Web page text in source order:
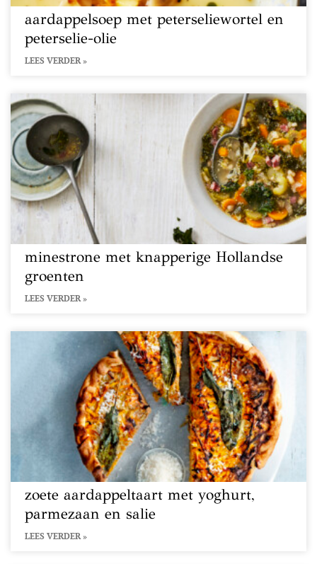
aardappelsoep met peterseliewortel en
peterselie-olie
LEES VERDER »
minestrone met knapperige Hollandse
groenten
LEES VERDER »
zoete aardappeltaart met yoghurt,
parmezaan en salie
LEES VERDER »